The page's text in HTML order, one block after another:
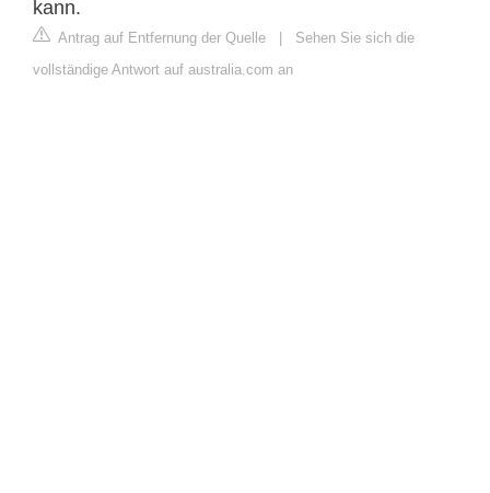
kann.
Antrag auf Entfernung der Quelle | Sehen Sie sich die
vollständige Antwort auf australia.com an